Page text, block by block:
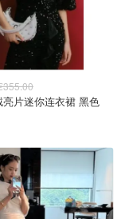
亮片迷你连衣裙 黑色